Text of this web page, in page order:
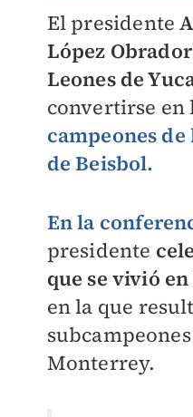
El presidente
López
Leones de
convertirse
campeones
de Beisbol.
En la
presidente
que se vivió
en la que
Monterrey.